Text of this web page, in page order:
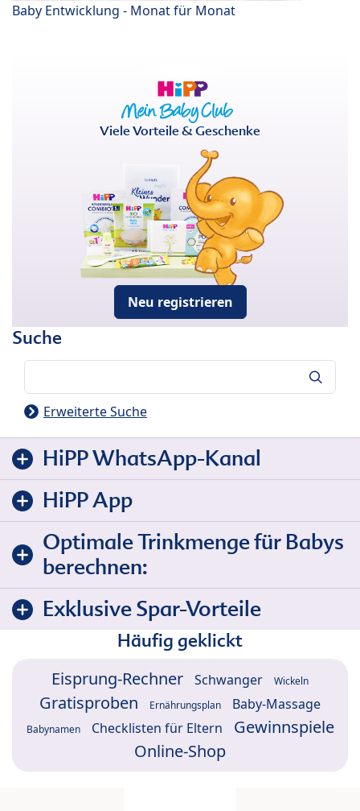
Baby Entwicklung - Monat für Monat
Viele Vorteile & Geschenke
Neu registrieren
Suche
Erweiterte Suche
HiPP WhatsApp-Kanal
HiPP App
Optimale Trinkmenge für Babys
berechnen:
Exklusive Spar-Vorteile
Häufig geklickt
Eisprung-Rechner Schwanger Wickeln
Gratisproben Ernährungsplan Baby-Massage
Babynamen Checklisten für Eltern
Gewinnspiele
Online-Shop